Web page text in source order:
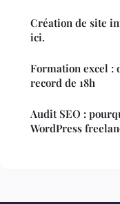
Création de site
ici.
Formation excel :
record de 18h
Audit SEO :
WordPress